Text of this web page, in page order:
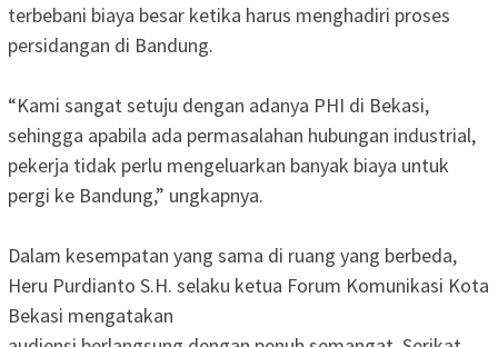
terbebani biaya besar ketika harus menghadiri proses
persidangan di Bandung.
‎“Kami sangat setuju dengan adanya PHI di Bekasi,
sehingga apabila ada permasalahan hubungan industrial,
pekerja tidak perlu mengeluarkan banyak biaya untuk
pergi ke Bandung,” ungkapnya.
‎Dalam kesempatan yang sama di ruang yang berbeda,
Heru Purdianto S.H. selaku ketua Forum Komunikasi Kota
Bekasi mengatakan